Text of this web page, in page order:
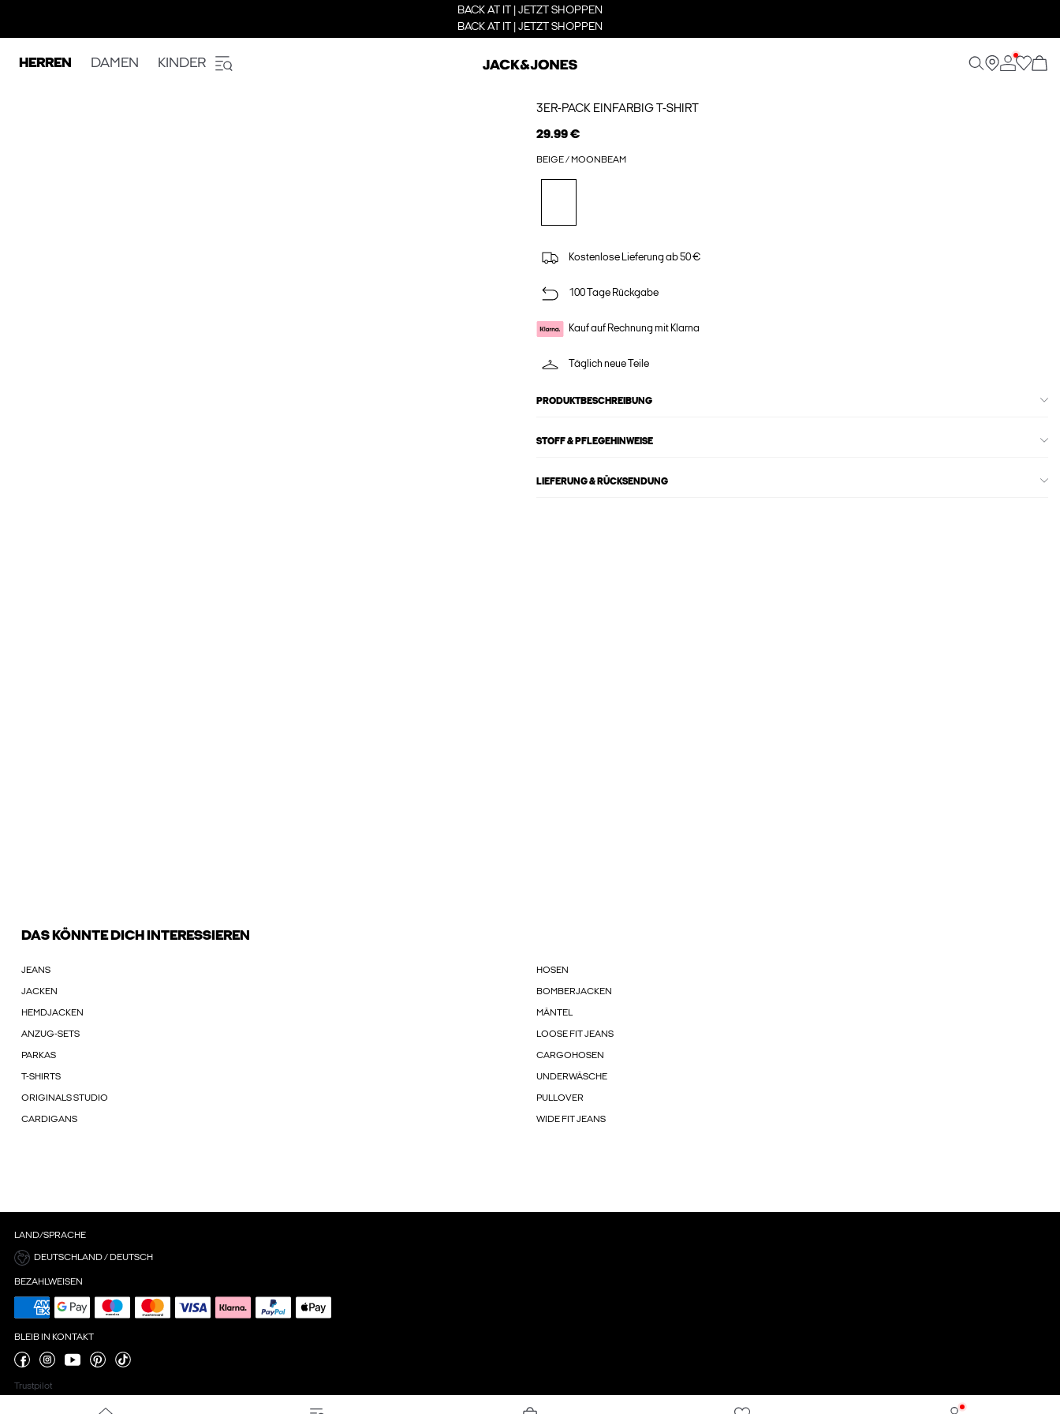
BACK AT IT | JETZT SHOPPEN
BACK AT IT | JETZT SHOPPEN
HERREN DAMEN KINDER
3ER-PACK EINFARBIG T-SHIRT
29.99 €
BEIGE / MOONBEAM
Kostenlose Lieferung ab 50 €
100 Tage Rückgabe
Kauf auf Rechnung mit Klarna
Täglich neue Teile
PRODUKTBESCHREIBUNG
STOFF & PFLEGEHINWEISE
LIEFERUNG & RÜCKSENDUNG
DAS KÖNNTE DICH INTERESSIEREN
JEANS HOSEN
JACKEN BOMBERJACKEN
HEMDJACKEN MÄNTEL
ANZUG-SETS LOOSE FIT JEANS
PARKAS CARGOHOSEN
T-SHIRTS UNDERWÄSCHE
ORIGINALS STUDIO PULLOVER
CARDIGANS WIDE FIT JEANS
LAND/SPRACHE
DEUTSCHLAND / DEUTSCH
BEZAHLWEISEN
BLEIB IN KONTAKT
Trustpilot